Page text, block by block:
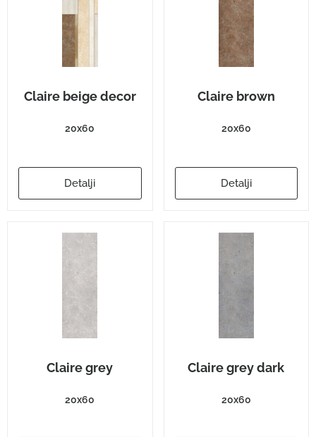
Claire beige decor
20x60
Detalji
Claire brown
20x60
Detalji
Claire grey
20x60
Claire grey dark
20x60